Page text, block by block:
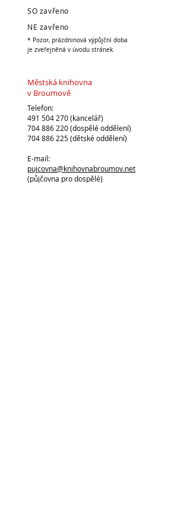
SO zavřeno
NE zavřeno
* Pozor, prázdninová výpůjční doba
je zveřejněná v úvodu stránek.
Městská knihovna
v Broumově
Telefon:
491 504 270 (kancelář)
704 886 220(dospělé oddělení)
704 886 225(dětské oddělení)
E-mail:
pujcovna@knihovnabroumov.net
(půjčovna pro dospělé)